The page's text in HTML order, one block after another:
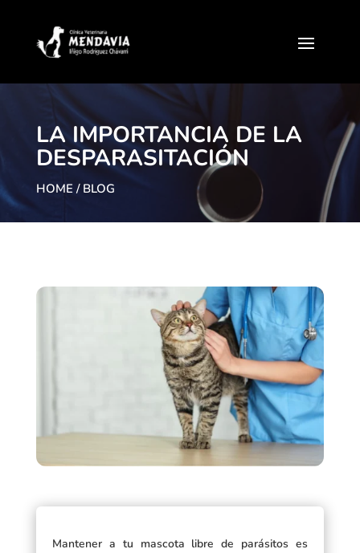
LA IMPORTANCIA DE LA
DESPARASITACIÓN
HOME/ BLOG
Mantener a tu mascota libre de parásitos es